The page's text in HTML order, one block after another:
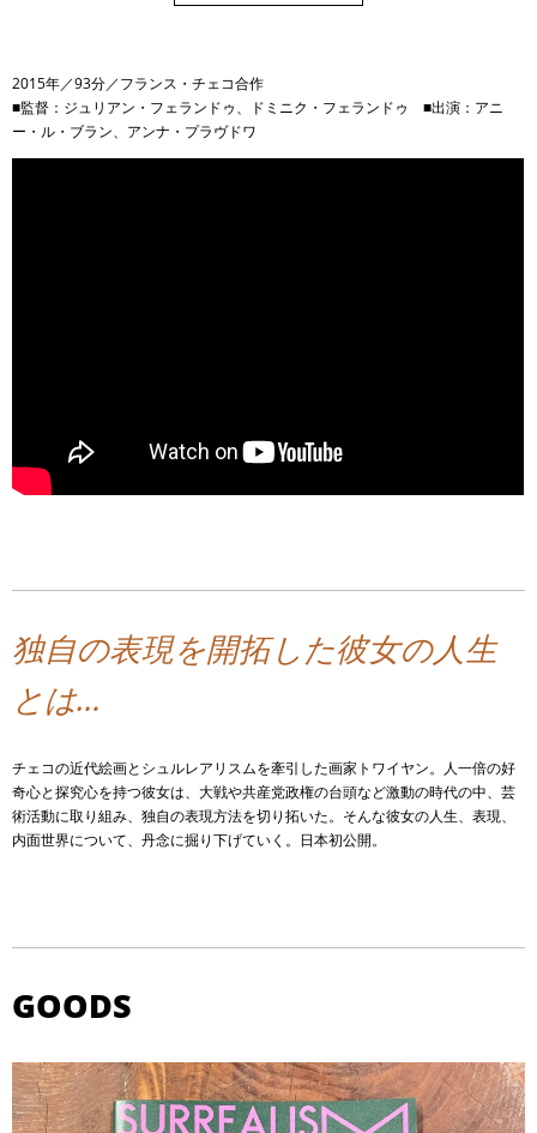
2015年／93分／フランス・チェコ合作
■監督：ジュリアン・フェランドゥ、ドミニク・フェランドゥ ■出演：アニ
ー・ル・ブラン、アンナ・プラヴドワ
独自の表現を開拓した彼女の人生
とは…
チェコの近代絵画とシュルレアリスムを牽引した画家トワイヤン。人一倍の好
奇心と探究心を持つ彼女は、大戦や共産党政権の台頭など激動の時代の中、芸
術活動に取り組み、独自の表現方法を切り拓いた。そんな彼女の人生、表現、
内面世界について、丹念に掘り下げていく。日本初公開。
GOODS